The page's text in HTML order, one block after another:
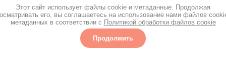
Багеткин на карте Москвы — Яндекс Карты
Этот сайт использует файлы cookie и метаданные. Продолжая
его, вы соглашаетесь на использование нами файлов
метаданных в соответствии с Политикой обработки файлов cookie
Продолжить